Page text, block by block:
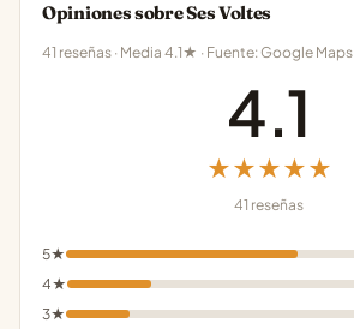
Opiniones sobre Ses Voltes
41 reseñas · Media 4.1★ · Fuente: Google Maps
4.1
★★★★★
41 reseñas
5★
4★
3★